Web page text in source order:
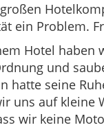
ein Problem.
Hotel haben
und
hatte seine
uns auf kleine
wir keine